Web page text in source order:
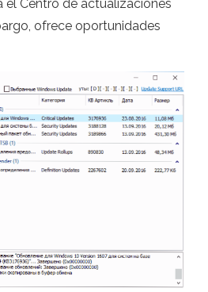
el Centro de actualizaciones
ofrece oportunidades